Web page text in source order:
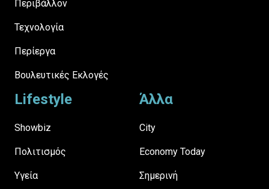
Περιβάλλον
Τεχνολογία
Περίεργα
Βουλευτικές Εκλογές
Lifestyle
Showbiz
Πολιτισμός
Υγεία
Άλλα
City
Economy Today
Σημερινή